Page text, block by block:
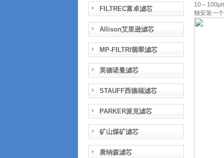
FILTREC富卓滤芯
Allison艾里逊滤芯
MP-FILTRI翡翠滤芯
英德诺曼滤芯
STAUFF西德福滤芯
PARKER派克滤芯
矿山煤矿滤芯
唐纳森滤芯
10～
独安装一